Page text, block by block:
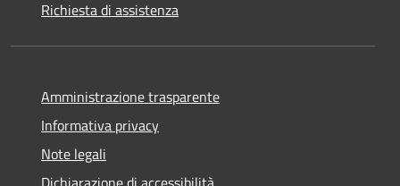
Richiesta di assistenza
Amministrazione trasparente
Informativa privacy
Note legali